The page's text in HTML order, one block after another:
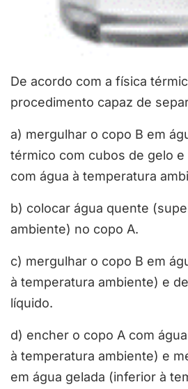
De acordo com a física
procedimento capaz de
a) mergulhar o copo B em
térmico com cubos de gelo
com água à temperatura
b) colocar água quente
ambiente) no copo A.
c) mergulhar o copo B em
à temperatura ambiente) e
líquido.
d) encher o copo A com
à temperatura ambiente) e
em água gelada (inferior à